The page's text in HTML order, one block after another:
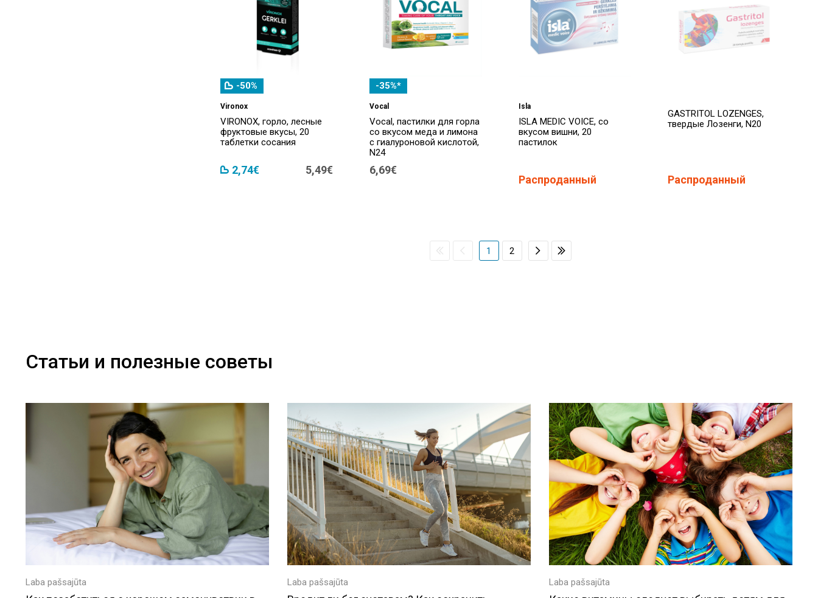
-50%
Vironox
VIRONOX, горло, лесные
фруктовые вкусы, 20
таблетки сосания
2,74€ 5,49€
-35%*
Vocal
Vocal, пастилки для горла
со вкусом меда и лимона
с гиалуроновой кислотой,
N24
6,69€
Isla
ISLA MEDIC VOICE, со
вкусом вишни, 20
пастилок
Распроданный
GASTRITOL LOZENGES,
твердые Лозенги, N20
Распроданный
1 2
Статьи и полезные советы
Laba pašsajūta Laba pašsajūta Laba pašsajūta